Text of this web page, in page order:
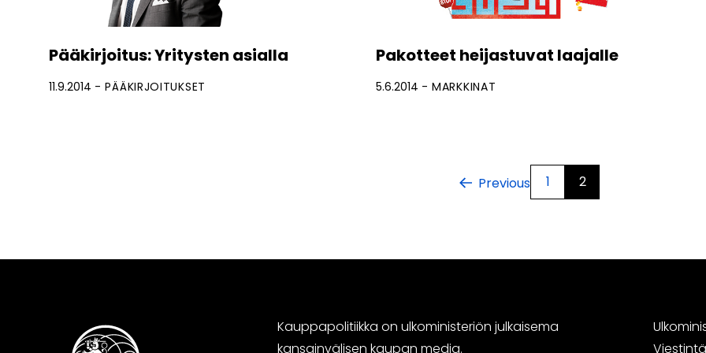
Pääkirjoitus: Yritysten asialla
11.9.2014 PÄÄKIRJOITUKSET
Pakotteet heijastuvat laajalle
5.6.2014 MARKKINAT
Previous 1 2
Kauppapolitiikka on ulkoministeriön julkaisema
kansainvälisen kaupan media.